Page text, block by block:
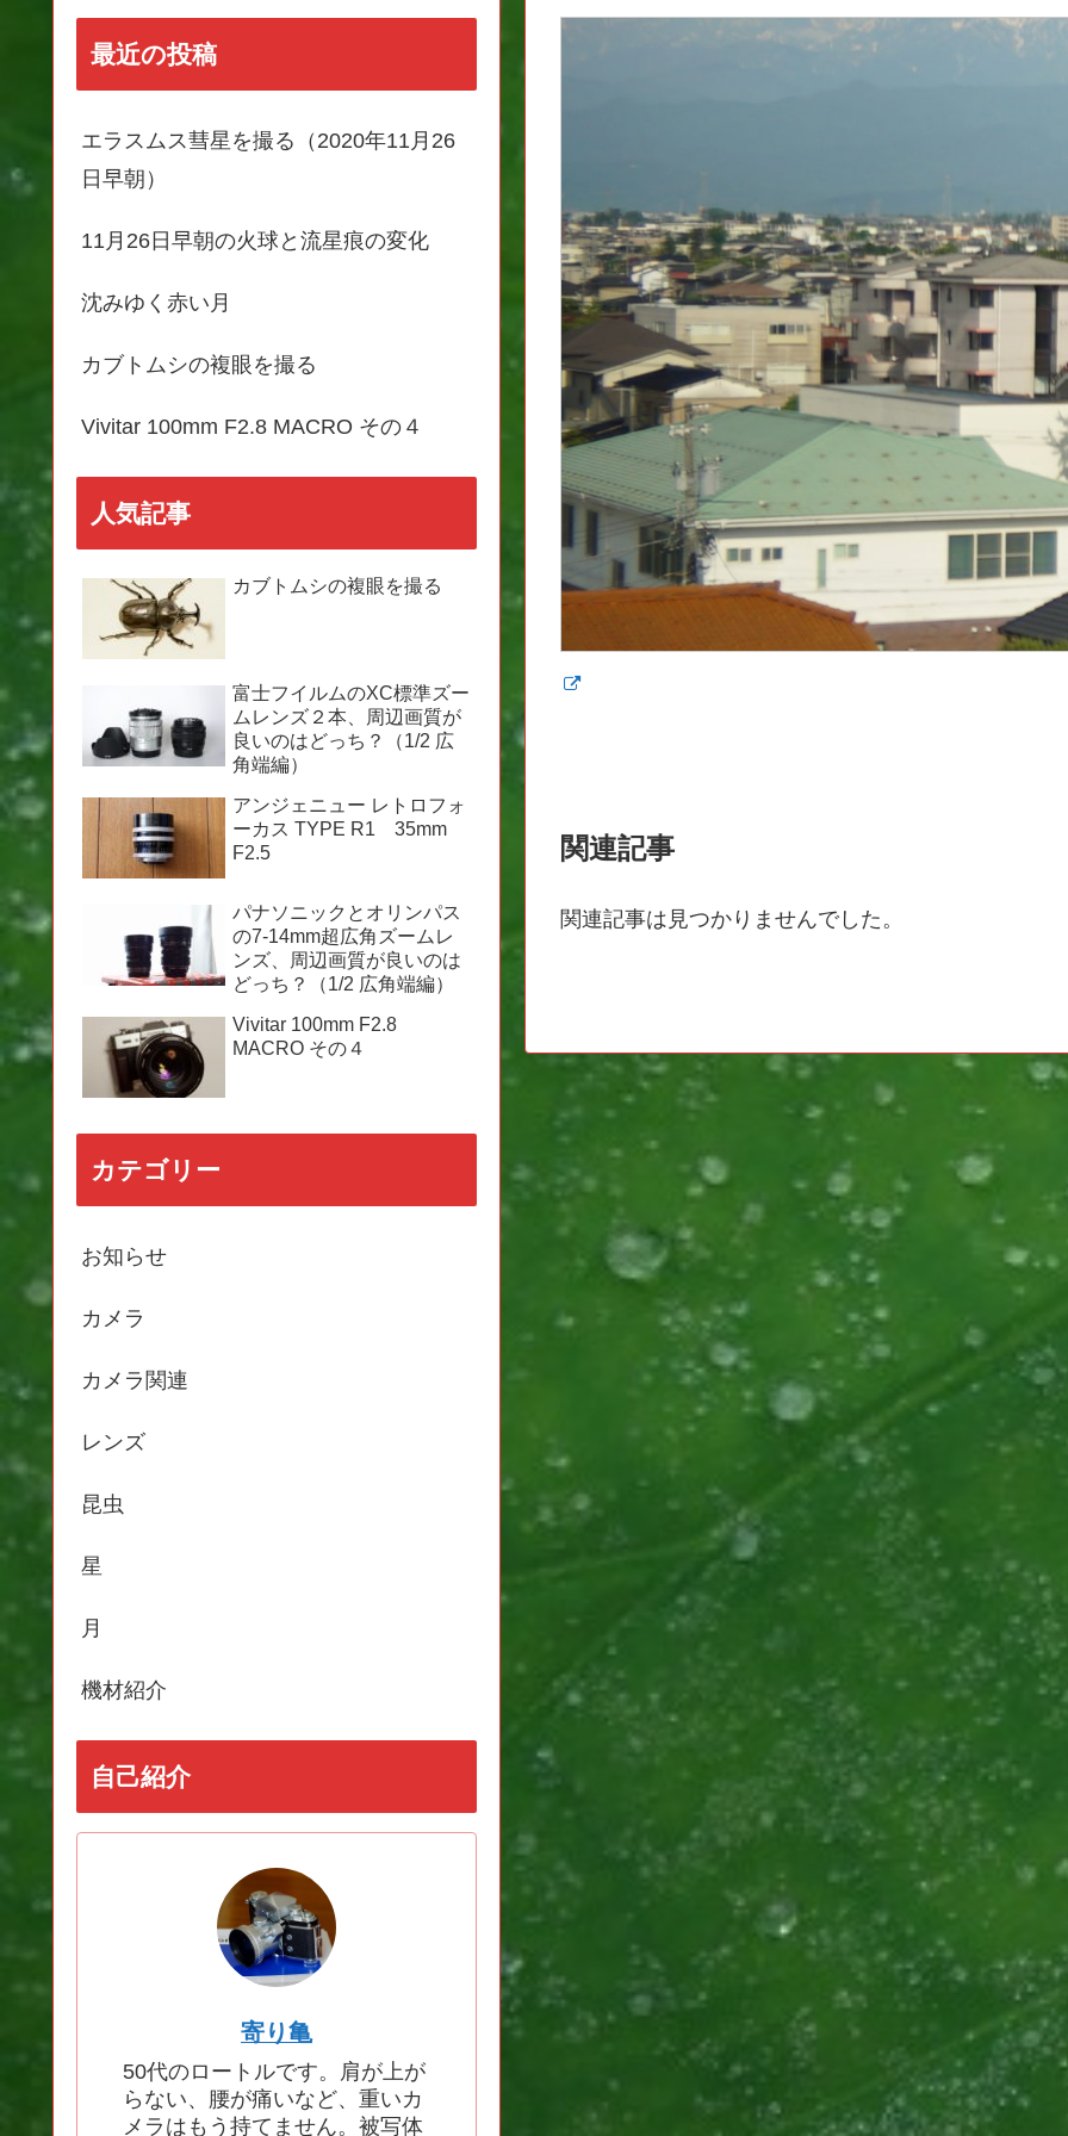
関連記事
関連記事は見つかりませんでした。
最近の投稿
エラスムス彗星を撮る（2020年11月26
日早朝）
11月26日早朝の火球と流星痕の変化
沈みゆく赤い月
カブトムシの複眼を撮る
Vivitar 100mm F2.8 MACRO その４
人気記事
カブトムシの複眼を撮る
富士フイルムのXC標準ズー
ムレンズ２本、周辺画質が
良いのはどっち？（1/2 広
角端編）
アンジェニュー レトロフォ
ーカス TYPE R1 35mm
F2.5
パナソニックとオリンパス
の7-14mm超広角ズームレ
ンズ、周辺画質が良いのは
どっち？（1/2 広角端編）
Vivitar 100mm F2.8
MACRO その４
カテゴリー
お知らせ
カメラ
カメラ関連
レンズ
昆虫
星
月
機材紹介
自己紹介
寄り亀
50代のロートルです。肩が上が
らない、腰が痛いなど、重いカ
メラはもう持てません。被写体